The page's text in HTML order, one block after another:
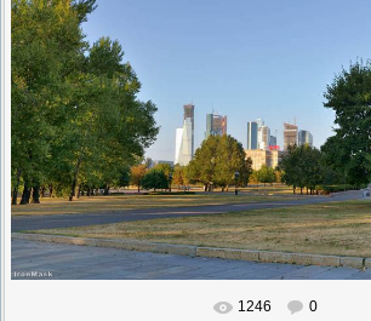
В реальном размере 1200x675
1246 0